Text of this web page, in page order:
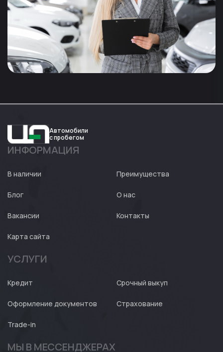
Авто
Автомобили
с пробегом
ИНФОРМАЦИЯ
В наличии Преимущества
Блог О нас
Вакансии Контакты
Карта сайта
УСЛУГИ
Кредит Срочный выкуп
Оформление документов Страхование
Trade-in
МЫ В МЕССЕНДЖЕРАХ